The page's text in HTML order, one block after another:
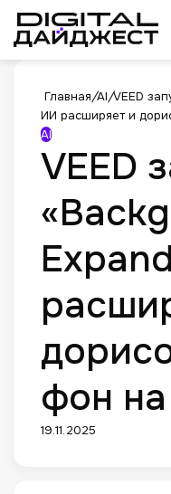
Главная/AI/VEED
ИИ расширяет и
AI
VEED
фон
19.11.2025